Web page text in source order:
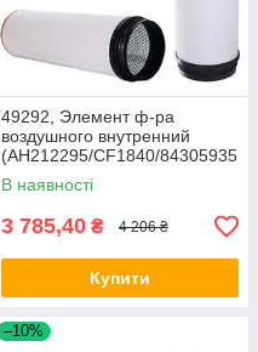
49292, Элемент ф-ра
воздушного внутренний
(AH212295/CF1840/84305935
), JD9760/9880, Torum 740
В наявності
3 785,40 ₴ 4 206 ₴
Купити
–10%